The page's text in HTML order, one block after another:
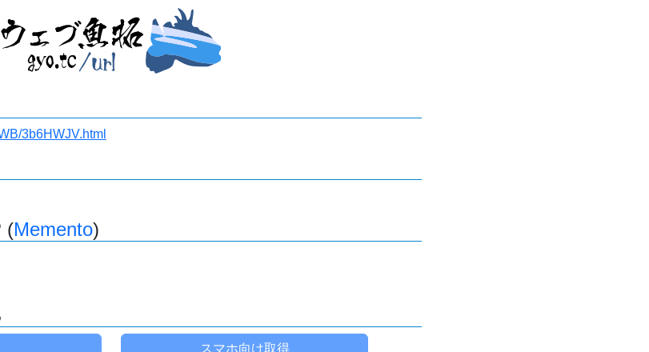
3b6HWJV.html
(Memento)